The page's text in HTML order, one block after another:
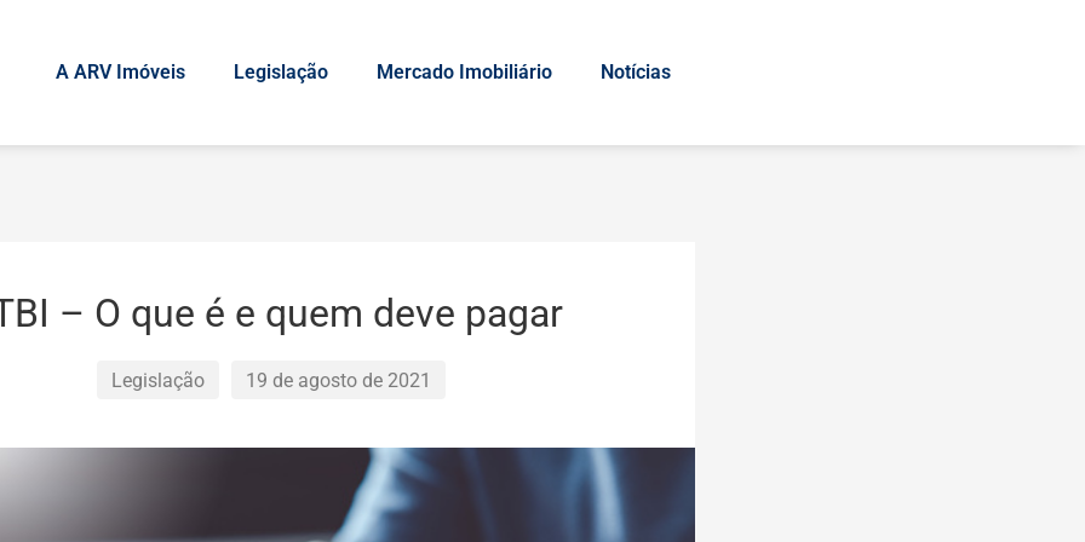
A ARV Imóveis Legislação Mercado Imobiliário Notícias
– O que é e quem deve pagar
Legislação 19 de agosto de 2021